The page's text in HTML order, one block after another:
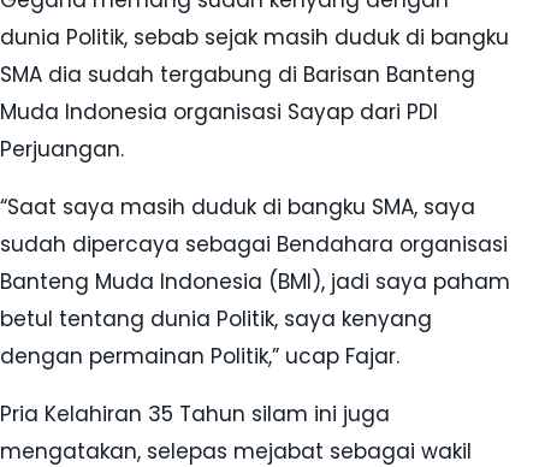
dunia Politik, sebab sejak masih duduk di bangku
SMA dia sudah tergabung di Barisan Banteng
Muda Indonesia organisasi Sayap dari PDI
Perjuangan.
“Saat saya masih duduk di bangku SMA, saya
sudah dipercaya sebagai Bendahara organisasi
Banteng Muda Indonesia (BMI), jadi saya paham
betul tentang dunia Politik, saya kenyang
dengan permainan Politik,” ucap Fajar.
Pria Kelahiran 35 Tahun silam ini juga
mengatakan, selepas mejabat sebagai wakil